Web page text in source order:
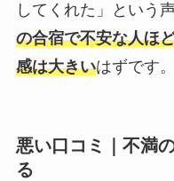
してくれた」という
の合宿で不安な人ほ
感は大きいはずです。
悪い口コミ｜不満
る